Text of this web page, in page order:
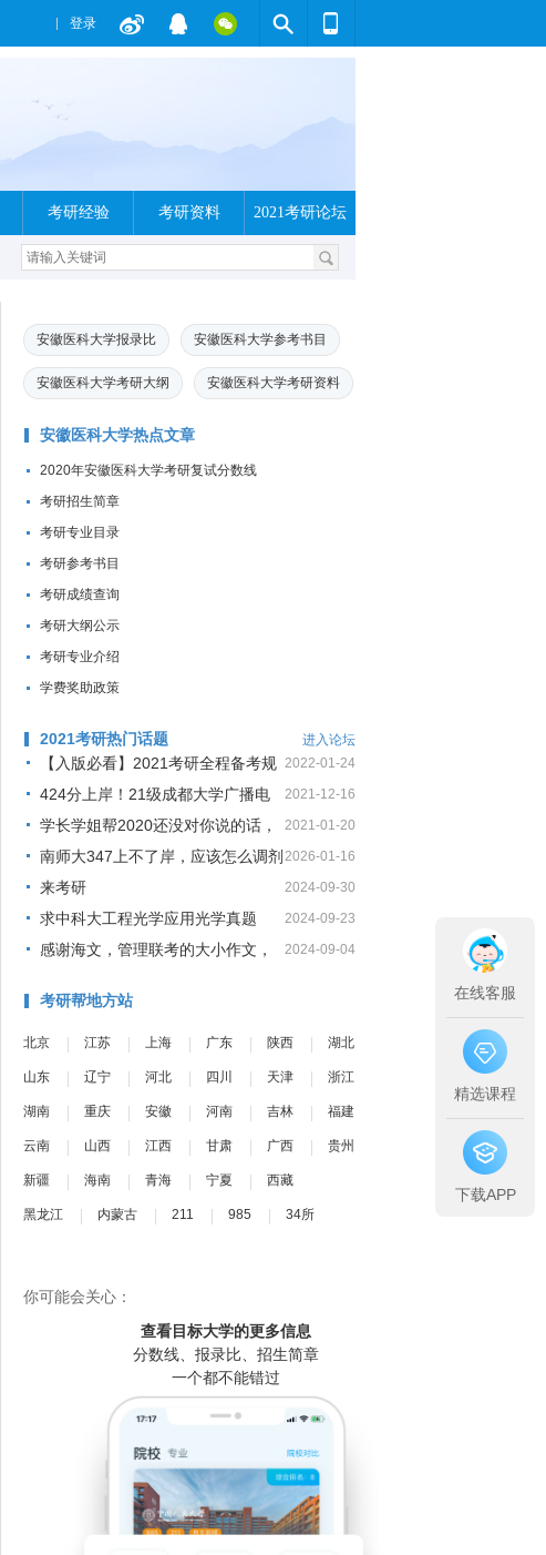
登录
考研经验 考研资料 2021考研论坛
安徽医科大学报录比 安徽医科大学参考书目
安徽医科大学考研大纲 安徽医科大学考研资料
安徽医科大学热点文章
2020年安徽医科大学考研复试分数线
考研招生简章
考研专业目录
考研参考书目
考研成绩查询
考研大纲公示
考研专业介绍
学费奖助政策
2021考研热门话题
进入论坛
2022-01-24
【入版必看】2021考研全程备考规
划！
2021-12-16
424分上岸！21级成都大学广播电
视第1名三跨二战上岸经
2021-01-20
学长学姐帮2020还没对你说的话，
今天这就告诉你
2026-01-16
南师大347上不了岸，应该怎么调剂
2024-09-30
来考研
2024-09-23
求中科大工程光学应用光学真题
2024-09-04
感谢海文，管理联考的大小作文，
考研帮地方站
北京 江苏 上海 广东 陕西 湖北
山东 辽宁 河北 四川 天津 浙江
湖南 重庆 安徽 河南 吉林 福建
云南 山西 江西 甘肃 广西 贵州
新疆 海南 青海 宁夏 西藏
黑龙江 内蒙古 211 985 34所
你可能会关心：
查看目标大学的更多信息
分数线、报录比、招生简章
一个都不能错过
在线客服
精选课程
下载APP